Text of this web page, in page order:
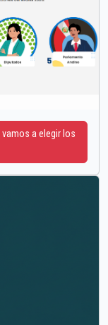
vamos a elegir los